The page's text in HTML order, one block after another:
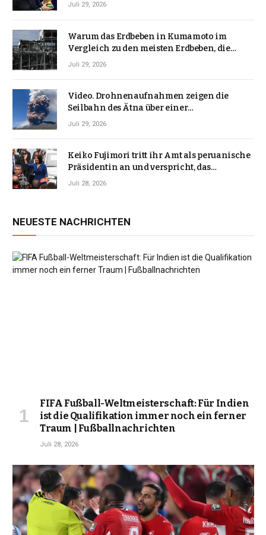
Juli 29, 2026
Warum das Erdbeben in Kumamoto im
Vergleich zu den meisten Erdbeben, die
Japan erschütterten, ungewöhnlich ist
Juli 29, 2026
Video. Drohnenaufnahmen zeigen die
Seilbahn des Ätna über einer
Vulkanlandschaft
Juli 29, 2026
Keiko Fujimori tritt ihr Amt als peruanische
Präsidentin an und verspricht, das
Jahrzehnt der Instabilität zu beenden
Juli 28, 2026
NEUESTE NACHRICHTEN
FIFA Fußball-Weltmeisterschaft: Für Indien
ist die Qualifikation immer noch ein ferner
Traum | Fußballnachrichten
Juli 28, 2026